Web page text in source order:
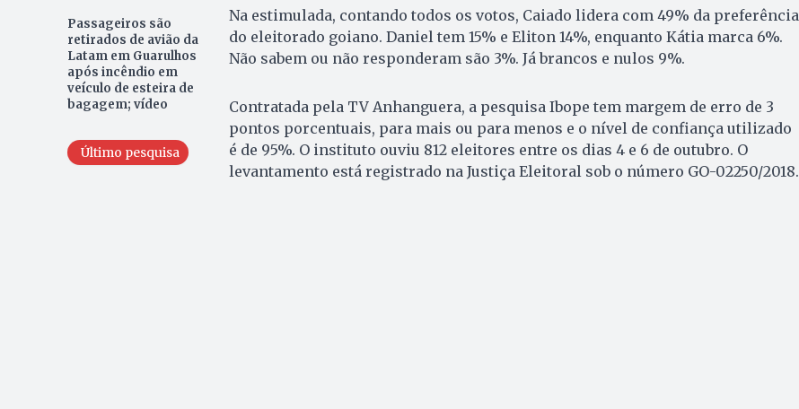
Passageiros são
retirados de avião da
Latam em Guarulhos
após incêndio em
veículo de esteira de
bagagem; vídeo
Último pesquisa
Na estimulada, contando todos os votos, Caiado lidera com 49% da preferência
do eleitorado goiano. Daniel tem 15% e Eliton 14%, enquanto Kátia marca 6%.
Não sabem ou não responderam são 3%. Já brancos e nulos 9%.
Contratada pela TV Anhanguera, a pesquisa Ibope tem margem de erro de 3
pontos porcentuais, para mais ou para menos e o nível de confiança utilizado
é de 95%. O instituto ouviu 812 eleitores entre os dias 4 e 6 de outubro. O
levantamento está registrado na Justiça Eleitoral sob o número GO-02250/2018.